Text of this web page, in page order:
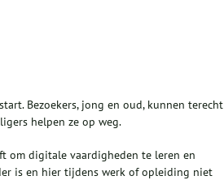
Bezoekers, jong en oud, kunnen terecht
helpen ze op weg.
om digitale vaardigheden te leren en
is en hier tijdens werk of opleiding niet